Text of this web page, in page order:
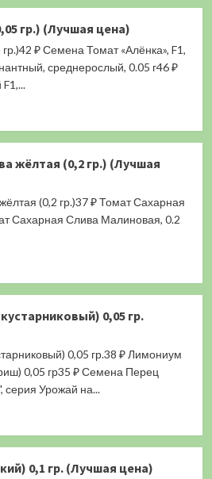
гр.) (Лучшая цена)
₽ Семена Томат «Алёнка», F1,
среднерослый, 0.05 г46 ₽
жёлтая (0,2 гр.) (Лучшая
(0,2 гр.)37 ₽ Томат Сахарная
Сахарная Слива Малиновая, 0.2
0,05 гр.
0,05 гр.38 ₽ Лимониум
0,05 гр35 ₽ Семена Перец
серия Урожай на...
0,1 гр. (Лучшая цена)